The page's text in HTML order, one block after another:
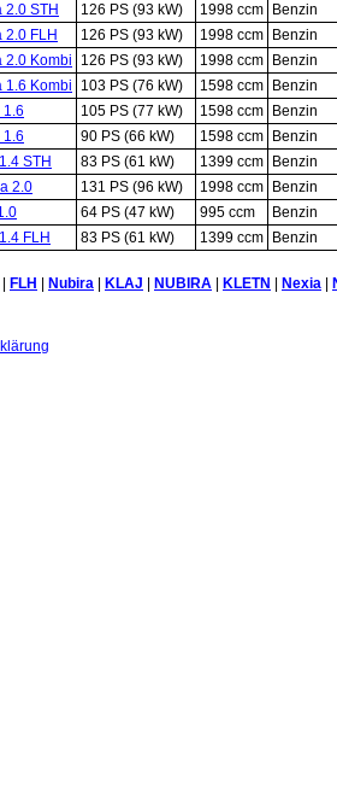
2.0 STH 126 PS (93 kW) 1998 ccm
Benzin
2.0 FLH 126 PS (93 kW) 1998 ccm
Benzin
2.0 Kombi 126 PS (93 kW) 1998 ccm
Benzin
1.6 Kombi 103 PS (76 kW) 1598 ccm
Benzin
1.6 105 PS (77 kW) 1598 ccm
Benzin
1.6 90 PS (66 kW) 1598 ccm
Benzin
STH 83 PS (61 kW) 1399 ccm
Benzin
2.0 131 PS (96 kW) 1998 ccm
Benzin
64 PS (47 kW) 995 ccm
Benzin
FLH 83 PS (61 kW) 1399 ccm Benzin
FLH Nubira KLAJ NUBIRA KLETN Nexia